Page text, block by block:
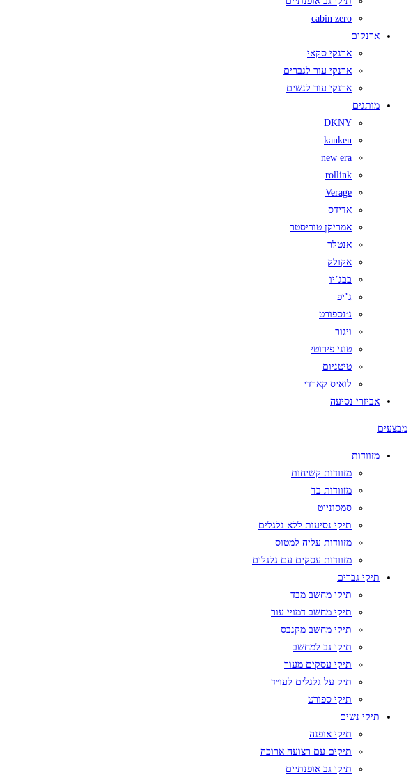
cabin zero
ארנקים
ארנקי סקאי
ארנקי עור לגברים
ארנקי עור לנשים
מותגים
DKNY
kanken
new era
rollink
Verage
אדידס
אמריקן טוריסטר
אנטלר
אקולק
בבג’יו
ג’יפ
ג׳נספורט
ויגור
טוני פירוטי
טיטניום
לואיס קארדי
אביזרי נסיעה
מבצעים
מזוודות
מזוודות קשיחות
מזוודות בד
סמסונייט
תיקי נסיעות ללא גלגלים
מזוודות עליה למטוס
מזוודות עסקים עם גלגלים
תיקי גברים
תיקי מחשב מבד
תיקי מחשב דמויי עור
תיקי מחשב מקנבס
תיקי גב למחשב
תיקי עסקים מעור
תיק על גלגלים לעו״ד
תיקי ספורט
תיקי נשים
תיקי אופנה
תיקים עם רצועה ארוכה
תיקי גב אופנתיים